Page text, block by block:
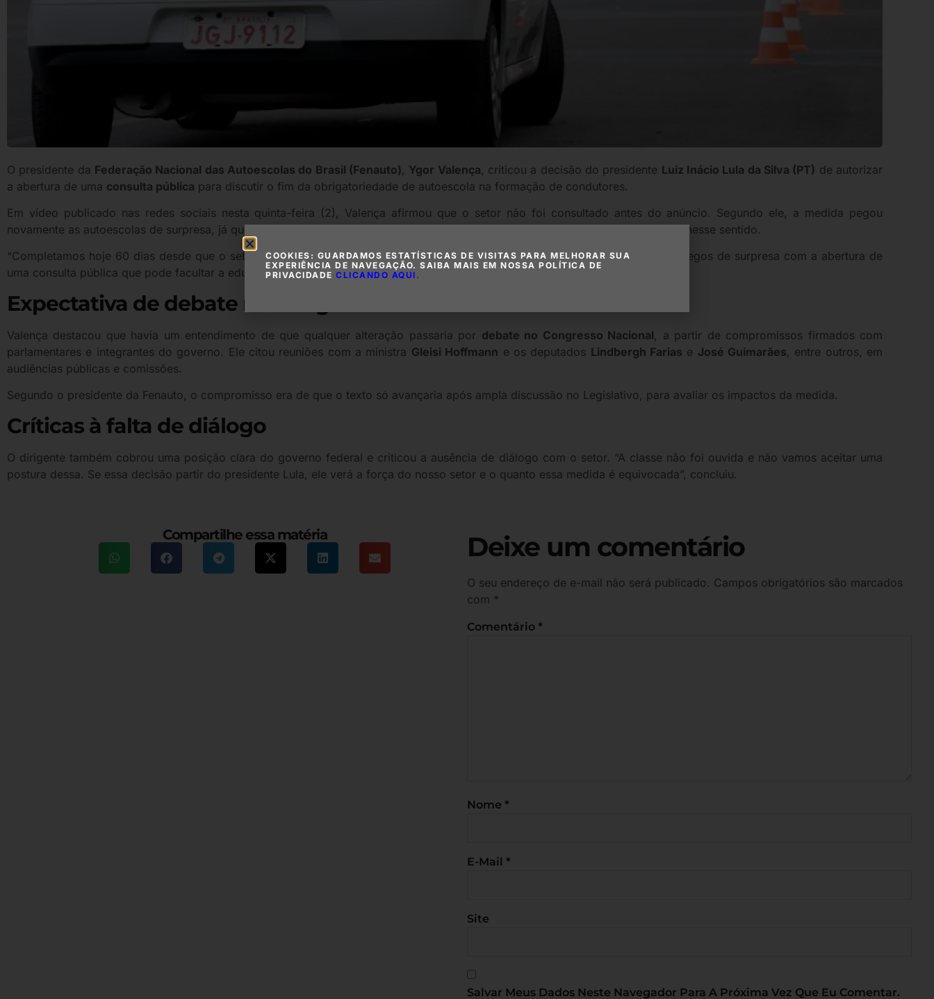
O presidente da Federação Nacional das Autoescolas do Brasil (Fenauto) Ygor Valença , criticou a decisão do presidente Luiz Inácio Lula da Silva (PT) de autorizar
a abertura de uma consulta pública para discutir o fim da obrigatoriedade de autoescola na formação de condutores.
Em vídeo publicado nas redes sociais nesta quinta-feira (2), Valença afirmou que o setor não foi consultado antes do anúncio. Segundo ele, a medida pegou
novamente as autoescolas de surpresa, já que desde julho o ministro dos Transportes,
, vinha sinalizando mudanças nesse sentido.
“Completamos hoje 60 dias desde que o setor foi surpreendido pelas declarações do ministro. Agora, mais uma vez, somos pegos de surpresa com a abertura de
uma consulta pública que pode facultar a educação de trânsito no Brasil”, disse o dirigente.
Expectativa de debate no Congresso
Valença destacou que havia um entendimento de que qualquer alteração passaria por debate no Congresso Nacional , a partir de compromissos firmados com
parlamentares e integrantes do governo. Ele citou reuniões com a ministra Gleisi Hoffmann e os deputados Lindbergh Farias e José Guimarães , entre outros, em
audiências públicas e comissões.
Segundo o presidente da Fenauto, o compromisso era de que o texto só avançaria após ampla discussão no Legislativo, para avaliar os impactos da medida.
Críticas à falta de diálogo
O dirigente também cobrou uma posição clara do governo federal e criticou a ausência de diálogo com o setor. “A classe não foi ouvida e não vamos aceitar uma
postura dessa. Se essa decisão partir do presidente Lula, ele verá a força do nosso setor e o quanto essa medida é equivocada”, concluiu.
Compartilhe essa matéria Deixe um comentário
O seu endereço de e-mail não será publicado. Campos obrigatórios são marcados
com *
Comentário *
Nome *
E-Mail *
Site
Salvar Meus Dados Neste Navegador Para A Próxima Vez Que Eu Comentar.
COOKIES: GUARDAMOS ESTATÍSTICAS DE VISITAS PARA MELHORAR SUA
EXPERIÊNCIA DE NAVEGAÇÃO. SAIBA MAIS EM NOSSA POLÍTICA DE
PRIVACIDADE CLICANDO AQUI .